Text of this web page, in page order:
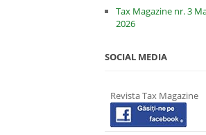
Tax Magazine nr. 3
2026
SOCIAL MEDIA
Revista Tax Magazine